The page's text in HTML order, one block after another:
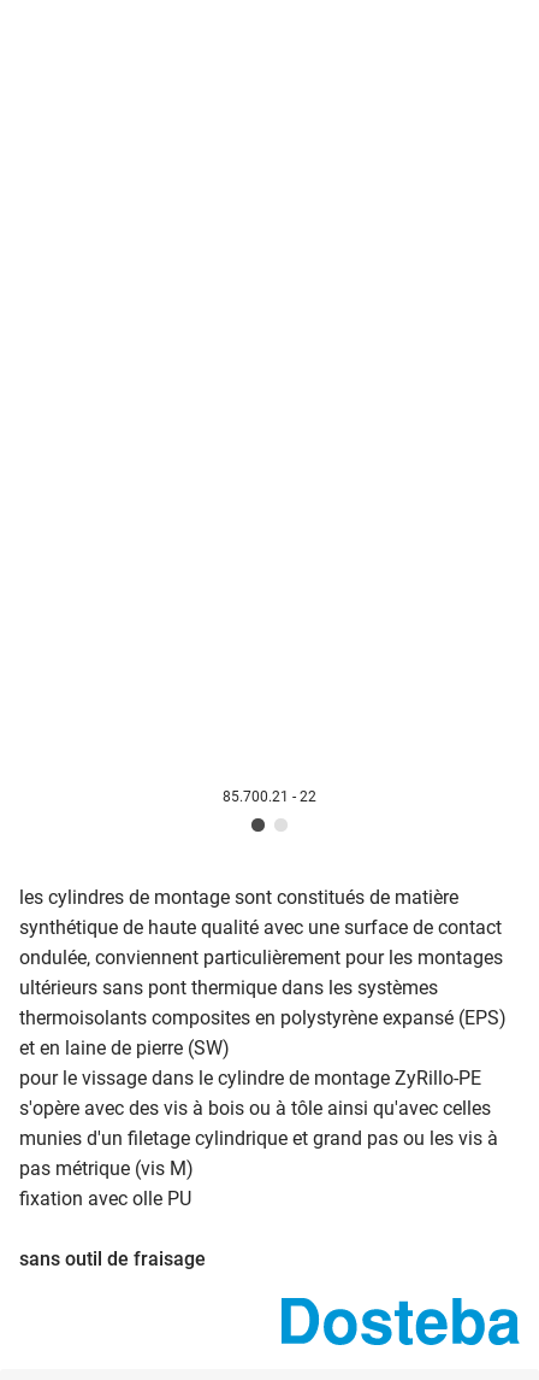
85.700.21 - 22
les cylindres de montage sont constitués de matière
synthétique de haute qualité avec une surface de contact
ondulée, conviennent particulièrement pour les montages
ultérieurs sans pont thermique dans les systèmes
thermoisolants composites en polystyrène expansé (EPS)
et en laine de pierre (SW)
pour le vissage dans le cylindre de montage ZyRillo-PE
s'opère avec des vis à bois ou à tôle ainsi qu'avec celles
munies d'un filetage cylindrique et grand pas ou les vis à
pas métrique (vis M)
fixation avec olle PU
sans outil de fraisage